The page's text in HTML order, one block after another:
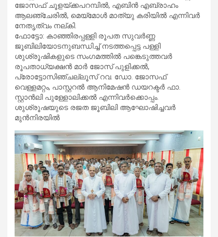
ജോസഫ് ചൂളയ്ക്കപറമ്പിൽ, എബിൻ എബ്രാഹം
ആലഞ്ചേരിൽ, മെയ്മോൾ മാത്യു കരിയിൽ എന്നിവർ
നേതൃത്വം നല്കി.
ഫോട്ടോ: കാഞ്ഞിരപ്പള്ളി രൂപത സുവർണ്ണ
ജൂബിലിയോടനുബന്ധിച്ച് നടത്തപ്പെട്ട പള്ളി
ശുശ്രൂഷികളുടെ സംഗമത്തിൽ പങ്കെടുത്തവർ
രൂപതാധ്യക്ഷൻ മാർ ജോസ് പുളിക്കൽ,
പ്രോട്ടോസിഞ്ചല്ലൂസ് റവ. ഡോ. ജോസഫ്
വെള്ളമറ്റം, പാസ്റ്ററൽ ആനിമേഷൻ ഡയറക്ടർ ഫാ.
സ്റ്റാൻലി പുള്ളോലിക്കൽ എന്നിവർക്കൊപ്പം.
ശുശ്രൂഷയുടെ രജത ജൂബിലി ആഘോഷിച്ചവർ
മുൻനിരയിൽ